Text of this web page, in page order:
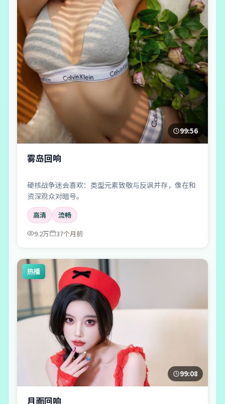
99:56
雾岛回响
硬核战争迷会喜欢：类型元素致敬与反讽并存，像在和
资深观众对暗号。
高清
流畅
9.2万
37个月前
热播
99:08
月面回响